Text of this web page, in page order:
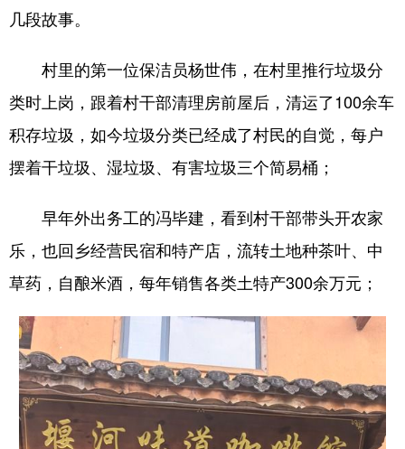
几段故事。
村里的第一位保洁员杨世伟，在村里推行垃圾分
类时上岗，跟着村干部清理房前屋后，清运了100余车
积存垃圾，如今垃圾分类已经成了村民的自觉，每户
摆着干垃圾、湿垃圾、有害垃圾三个简易桶；
早年外出务工的冯毕建，看到村干部带头开农家
乐，也回乡经营民宿和特产店，流转土地种茶叶、中
草药，自酿米酒，每年销售各类土特产300余万元；